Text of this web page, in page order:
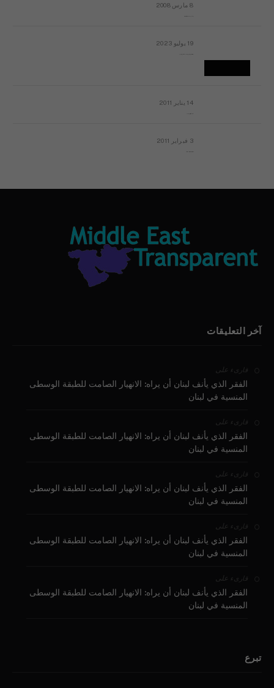
8 مارس 2008
19 يوليو 2023
14 يناير 2011
3 فبراير 2011
آخر التعليقات
قارىء على
الفقر الذي يأنف لبنان أن يراه: الانهيار الصامت للطبقة الوسطى
المنسية في لبنان
قارىء على
الفقر الذي يأنف لبنان أن يراه: الانهيار الصامت للطبقة الوسطى
المنسية في لبنان
قارىء على
الفقر الذي يأنف لبنان أن يراه: الانهيار الصامت للطبقة الوسطى
المنسية في لبنان
قارىء على
الفقر الذي يأنف لبنان أن يراه: الانهيار الصامت للطبقة الوسطى
المنسية في لبنان
قارىء على
الفقر الذي يأنف لبنان أن يراه: الانهيار الصامت للطبقة الوسطى
المنسية في لبنان
تبرع